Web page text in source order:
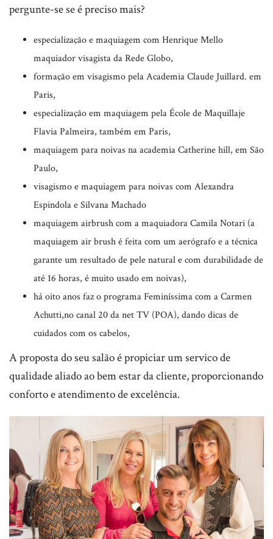
pergunte-se se é preciso mais?
especialização e maquiagem com Henrique Mello
maquiador visagista da Rede Globo,
formação em visagismo pela Academia Claude Juillard. em
Paris,
especialização em maquiagem pela École de Maquillaje
Flavia Palmeira, também em Paris,
maquiagem para noivas na academia Catherine hill, em São
Paulo,
visagismo e maquiagem para noivas com Alexandra
Espindola e Silvana Machado
maquiagem airbrush com a maquiadora Camila Notari (a
maquiagem air brush é feita com um aerógrafo e a técnica
garante um resultado de pele natural e com durabilidade de
até 16 horas, é muito usado em noivas),
há oito anos faz o programa Feminíssima com a Carmen
Achutti,no canal 20 da net TV (POA), dando dicas de
cuidados com os cabelos,
A proposta do seu salão é propiciar um servico de
qualidade aliado ao bem estar da cliente, proporcionando
conforto e atendimento de excelência.